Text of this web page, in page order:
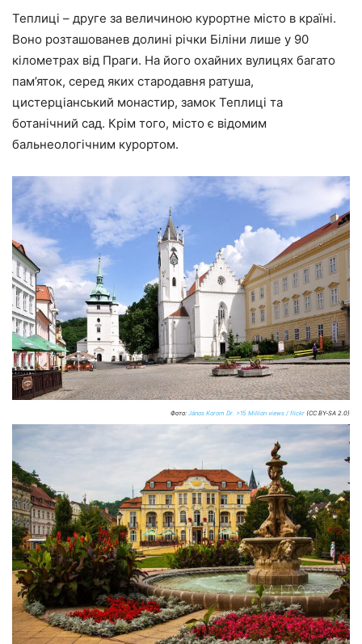
Теплиці – друге за величиною курортне місто в країні.
Воно розташованев долині річки Біліни лише у 90
кілометрах від Праги. На його охайних вулицях багато
пам’яток, серед яких стародавня ратуша,
цистерціанський монастир, замок Теплиці та
ботанічний сад. Крім того, місто є відомим
бальнеологічним курортом.
Фото: János Korom Dr. >15 Million views / flickr (CC BY-SA 2.0)